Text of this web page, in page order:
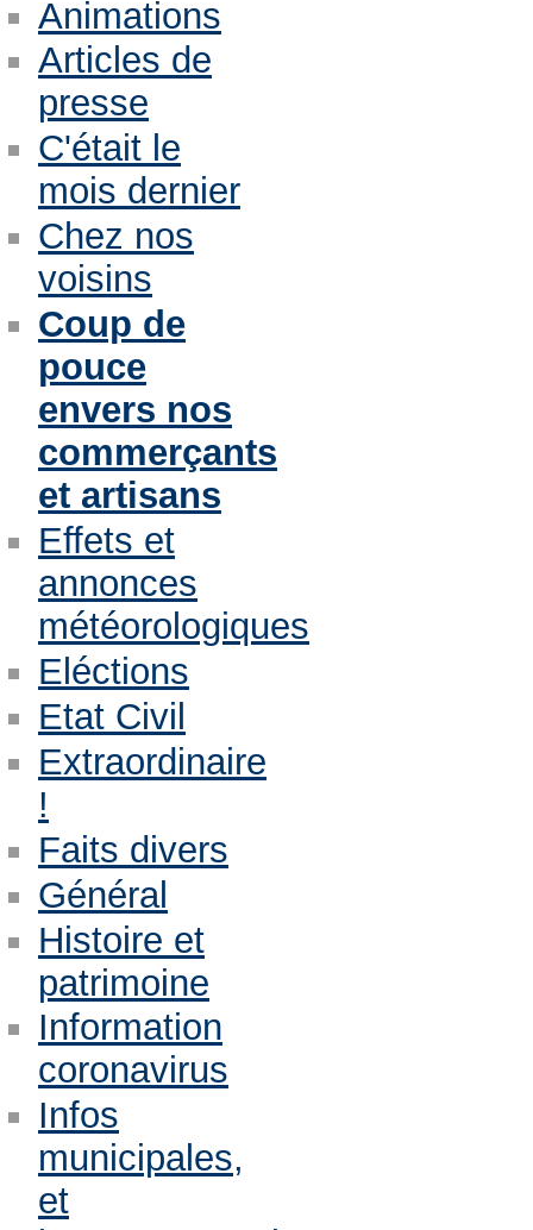
Animations
Articles de
presse
C'était le
mois dernier
Chez nos
voisins
Coup de
pouce
envers nos
commerçants
et artisans
Effets et
annonces
météorologiques
Eléctions
Etat Civil
Extraordinaire
!
Faits divers
Général
Histoire et
patrimoine
Information
coronavirus
Infos
municipales,
et